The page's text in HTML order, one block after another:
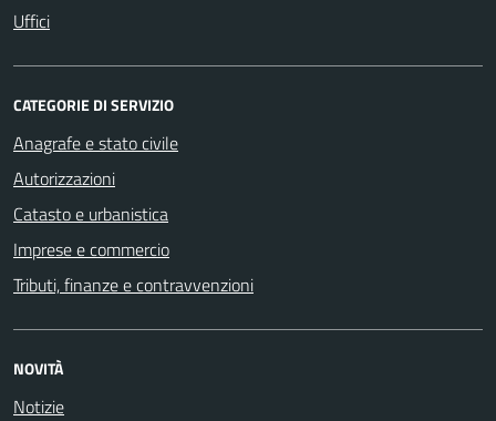
Uffici
CATEGORIE DI SERVIZIO
Anagrafe e stato civile
Autorizzazioni
Catasto e urbanistica
Imprese e commercio
Tributi, finanze e contravvenzioni
NOVITÀ
Notizie